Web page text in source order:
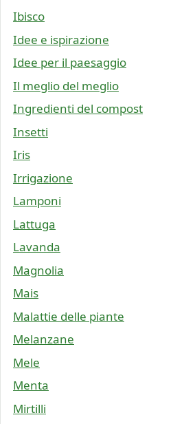
Ibisco
Idee e ispirazione
Idee per il paesaggio
Il meglio del meglio
Ingredienti del compost
Insetti
Iris
Irrigazione
Lamponi
Lattuga
Lavanda
Magnolia
Mais
Malattie delle piante
Melanzane
Mele
Menta
Mirtilli